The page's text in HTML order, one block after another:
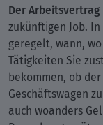
Der
zukünftigen Job.
geregelt, wann,
Tätigkeiten Sie
bekommen, ob
Geschäftswagen
auch woanders